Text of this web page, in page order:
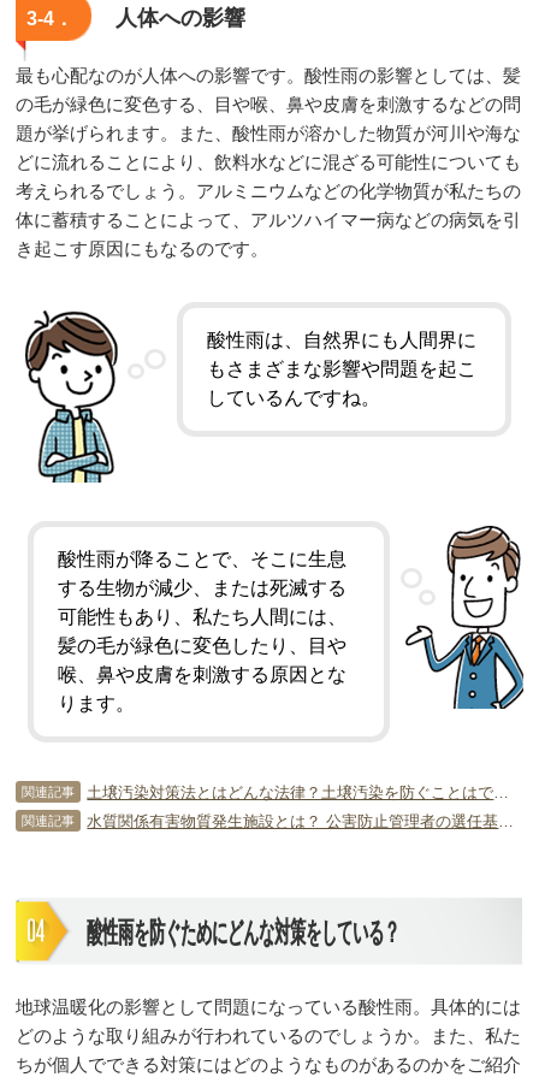
3-4． 人体への影響
最も心配なのが人体への影響です。酸性雨の影響としては、髪
の毛が緑色に変色する、目や喉、鼻や皮膚を刺激するなどの問
題が挙げられます。また、酸性雨が溶かした物質が河川や海な
どに流れることにより、飲料水などに混ざる可能性についても
考えられるでしょう。アルミニウムなどの化学物質が私たちの
体に蓄積することによって、アルツハイマー病などの病気を引
き起こす原因にもなるのです。
酸性雨は、自然界にも人間界に
もさまざまな影響や問題を起こ
しているんですね。
酸性雨が降ることで、そこに生息
する生物が減少、または死滅する
可能性もあり、私たち人間には、
髪の毛が緑色に変色したり、目や
喉、鼻や皮膚を刺激する原因とな
ります。
関連記事
関連記事
酸性雨を防ぐためにどんな対策をしている？
地球温暖化の影響として問題になっている酸性雨。具体的には
どのような取り組みが行われているのでしょうか。また、私た
ちが個人でできる対策にはどのようなものがあるのかをご紹介